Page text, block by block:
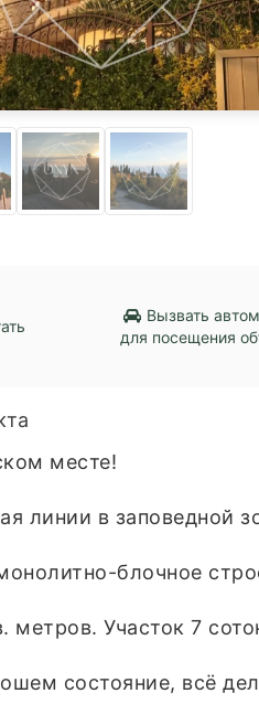
Вызвать
для посещения
месте!
линии в заповедной
блочное
метров. Участок 7
состояние, всё